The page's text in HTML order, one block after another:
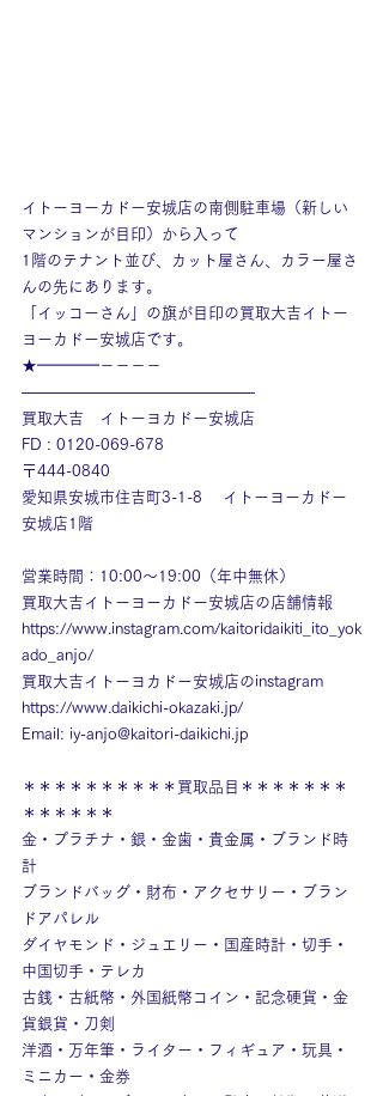
イトーヨーカドー安城店の南側駐車場（新しい
マンションが目印）から入って
1階のテナント並び、カット屋さん、カラー屋さ
んの先にあります。
「イッコーさん」の旗が目印の買取大吉イトー
ヨーカドー安城店です。
★━━━━－－－－
———————————————
買取大吉　イトーヨカドー安城店
FD : 0120-069-678
〒444-0840
愛知県安城市住吉町3-1-8　 イトーヨーカドー
安城店1階
営業時間：10:00～19:00（年中無休）
買取大吉イトーヨーカドー安城店の店舗情報
https://www.instagram.com/kaitoridaikiti_ito_yok
ado_anjo/
買取大吉イトーヨカドー安城店のinstagram
https://www.daikichi-okazaki.jp/
Email: iy-anjo@kaitori-daikichi.jp
＊＊＊＊＊＊＊＊＊＊買取品目＊＊＊＊＊＊＊
＊＊＊＊＊＊
金・プラチナ・銀・金歯・貴金属・ブランド時
計
ブランドバッグ・財布・アクセサリー・ブラン
ドアパレル
ダイヤモンド・ジュエリー・国産時計・切手・
中国切手・テレカ
古銭・古紙幣・外国紙幣コイン・記念硬貨・金
貨銀貨・刀剣
洋酒・万年筆・ライター・フィギュア・玩具・
ミニカー・金券